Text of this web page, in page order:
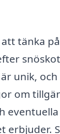
tänka
unik,
om
erbjuder.